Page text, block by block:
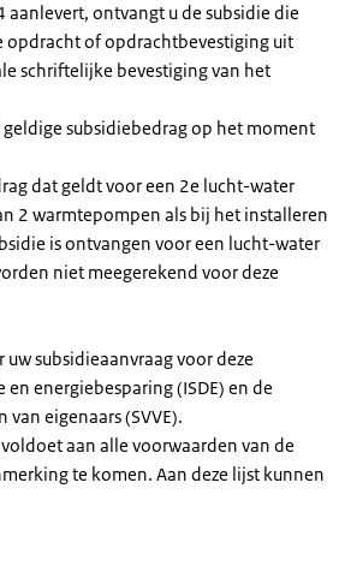
ontvangt u de subsidie die
opdracht of opdrachtbevestiging uit
schriftelijke bevestiging van het
subsidiebedrag op het moment
dat geldt voor een 2e lucht-water
2 warmtepompen als bij het installeren
is ontvangen voor een lucht-water
niet meegerekend voor deze
subsidieaanvraag voor deze
energiebesparing (ISDE) en de
eigenaars (SVVE).
aan alle voorwaarden van de
te komen. Aan deze lijst kunnen